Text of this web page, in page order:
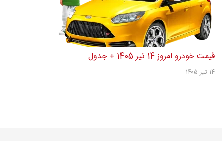
قیمت خودرو امروز 14 تیر 1405 + جدول
۱۴ تیر ۱۴۰۵